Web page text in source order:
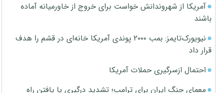
آمریکا از شهروندانش خواست برای خروج از خاورمیانه آماده
باشند
نیویورک‌تایمز: بمب ۲۰۰۰ پوندی آمریکا خانه‌ای در قشم را هدف
قرار داد
احتمال ازسرگیری حملات آمریکا
معمای جنگ ایران برای ترامپ؛ تشدید درگیری یا یافتن راه